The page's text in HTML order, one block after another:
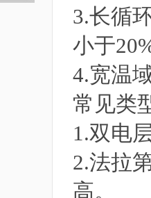
3.长循
小于
4.宽温
常见类
1.双电
2.法拉
高。